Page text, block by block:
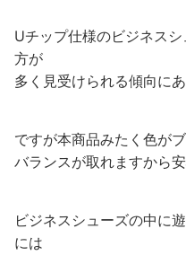
Uチップ仕様のビジネス
方が
多く見受けられる傾向にあ
ですが本商品みたく色が
バランスが取れますから
ビジネスシューズの中に
には